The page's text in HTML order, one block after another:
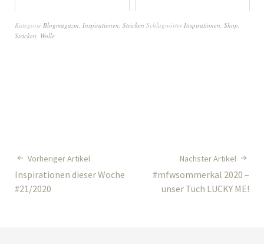
Kategorie Blogmagazin, Inspirationen, Stricken SchlagwörterInspirationen, Shop,
Stricken, Wolle
Vorheriger Artikel
Inspirationen dieser Woche
#21/2020
Nächster Artikel
#mfwsommerkal 2020 –
unser Tuch LUCKY ME!